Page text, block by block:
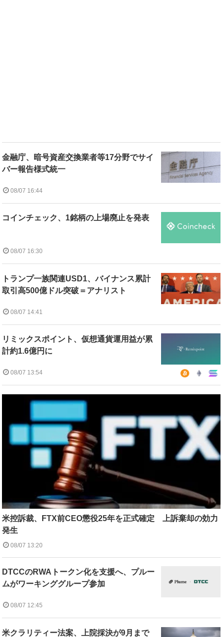
金融庁、暗号資産交換業者等17分野でサイ
バー報告様式統一
08/07 16:44
コインチェック、1銘柄の上場廃止を発表
08/07 16:30
トランプ一族関連USD1、バイナンス累計
取引高500億ドル突破＝アナリスト
08/07 14:41
リミックスポイント、仮想通貨運用益が累
計約1.6億円に
08/07 13:54
米控訴裁、FTX前CEO懲役25年を正式確定 上訴棄却の効力
発生
08/07 13:20
DTCCのRWAトークン化を支援へ、プルー
ムがワーキンググループ参加
08/07 12:45
米クラリティー法案、上院採決が9月まで